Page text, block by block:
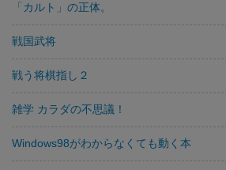
「カルト」の正体。
戦国武将
戦う将棋指し２
雑学 カラダの不思議！
Windows98がわからなくても動く本